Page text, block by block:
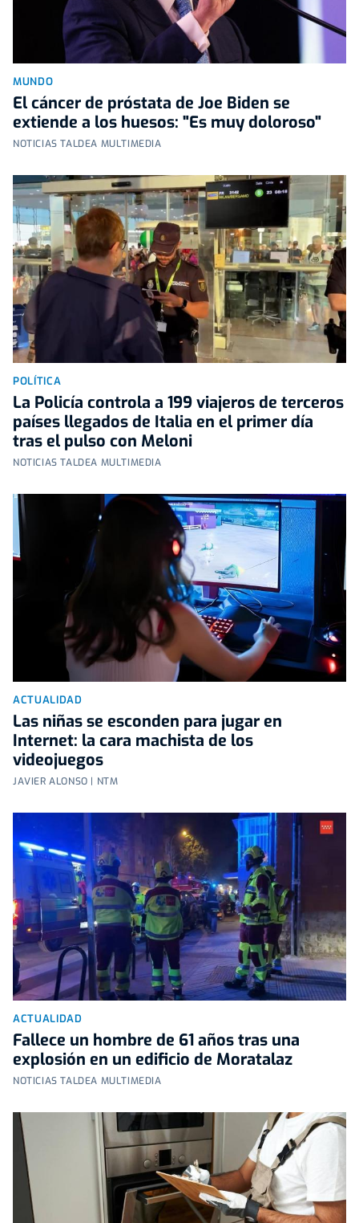
MUNDO
El cáncer de próstata de Joe Biden se
extiende a los huesos: "Es muy doloroso"
NOTICIAS TALDEA MULTIMEDIA
POLÍTICA
La Policía controla a 199 viajeros de terceros
países llegados de Italia en el primer día
tras el pulso con Meloni
NOTICIAS TALDEA MULTIMEDIA
ACTUALIDAD
Las niñas se esconden para jugar en
Internet: la cara machista de los
videojuegos
JAVIER ALONSO | NTM
ACTUALIDAD
Fallece un hombre de 61 años tras una
explosión en un edificio de Moratalaz
NOTICIAS TALDEA MULTIMEDIA